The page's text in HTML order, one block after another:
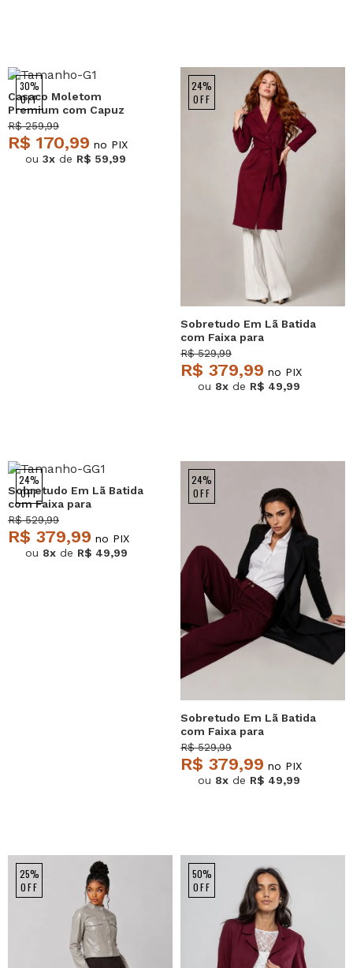
30%
OFF
Casaco Moletom
Premium com Capuz
Caramelo Salvatore
R$ 259,99
R$ 170,99 no PIX
ou 3x de R$ 59,99
24%
OFF
Sobretudo Em Lã Batida
com Faixa para
Amarração Vinho
Salvatore
R$ 529,99
R$ 379,99 no PIX
ou 8x de R$ 49,99
24%
OFF
Sobretudo Em Lã Batida
com Faixa para
Amarração Bege
Salvatore
R$ 529,99
R$ 379,99 no PIX
ou 8x de R$ 49,99
24%
OFF
Sobretudo Em Lã Batida
com Faixa para
Amarração Preto
Salvatore
R$ 529,99
R$ 379,99 no PIX
ou 8x de R$ 49,99
25%
OFF
50%
OFF